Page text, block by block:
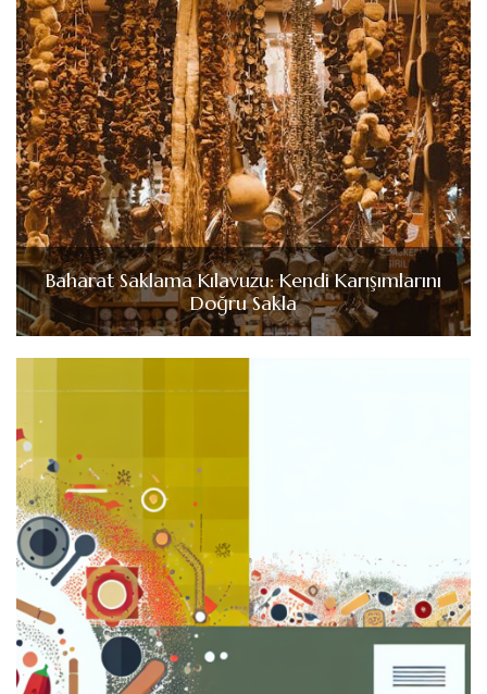
Baharat Saklama Kılavuzu: Kendi Karışımlarını
Doğru Sakla